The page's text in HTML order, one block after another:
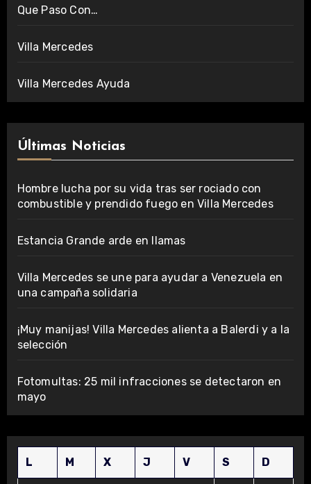
Que Paso Con…
Villa Mercedes
Villa Mercedes Ayuda
Últimas Noticias
Hombre lucha por su vida tras ser rociado con
combustible y prendido fuego en Villa Mercedes
Estancia Grande arde en llamas
Villa Mercedes se une para ayudar a Venezuela en
una campaña solidaria
¡Muy manijas! Villa Mercedes alienta a Balerdi y a la
selección
Fotomultas: 25 mil infracciones se detectaron en
mayo
L M X J V S D